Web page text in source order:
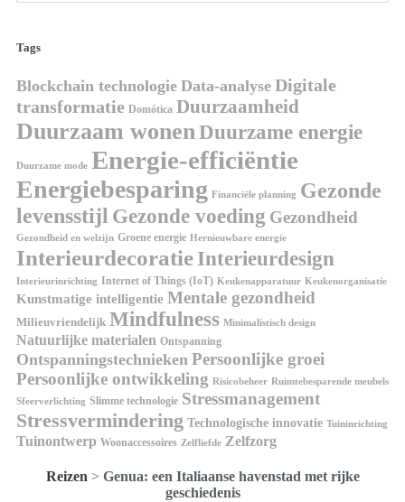
Tags
Blockchain technologie Data-analyse Digitale
transformatie Domótica Duurzaamheid
Duurzaam wonenDuurzame energie
Duurzame mode Energie-efficiëntie
Energiebesparing Financiële planning Gezonde
levensstijl Gezonde voeding Gezondheid
Gezondheid en welzijn Groene energie Hernieuwbare energie
InterieurdecoratieInterieurdesign
Interieurinrichting Internet of Things (IoT) Keukenapparatuur Keukenorganisatie
Kunstmatige intelligentie Mentale gezondheid
Milieuvriendelijk Mindfulness Minimalistisch design
Natuurlijke materialen Ontspanning
Ontspanningstechnieken Persoonlijke groei
Persoonlijke ontwikkeling Risicobeheer Ruimtebesparende meubels
Sfeerverlichting Slimme technologie Stressmanagement
Stressvermindering Technologische innovatie Tuininrichting
Tuinontwerp Woonaccessoires Zelfliefde Zelfzorg
Reizen > Genua: een Italiaanse havenstad met rijke
geschiedenis